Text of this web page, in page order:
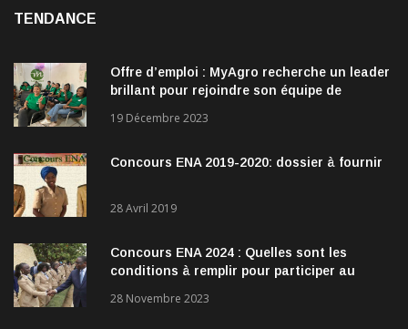
TENDANCE
Offre d’emploi : MyAgro recherche un leader
brillant pour rejoindre son équipe de
19 Décembre 2023
Concours ENA 2019-2020: dossier à fournir
28 Avril 2019
Concours ENA 2024 : Quelles sont les
conditions à remplir pour participer au
28 Novembre 2023